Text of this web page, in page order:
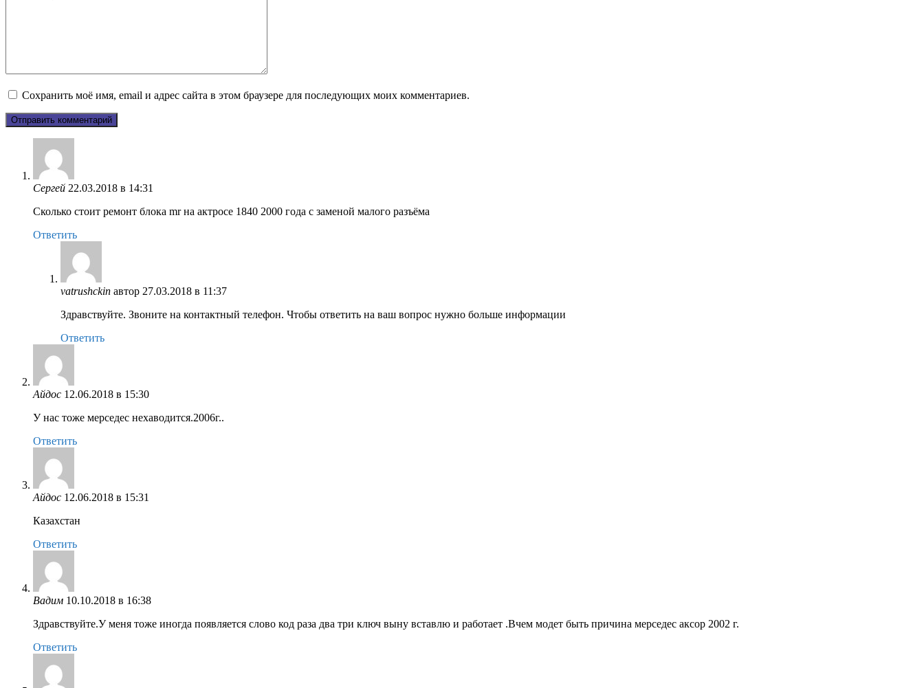
Сохранить моё имя, email и адрес сайта в этом браузере для последующих моих комментариев.
Сергей 22.03.2018 в 14:31
Сколько стоит ремонт блока mr на актросе 1840 2000 года с заменой малого разъёма
Ответить
vatrushckin автор 27.03.2018 в 11:37
Здравствуйте. Звоните на контактный телефон. Чтобы ответить на ваш вопрос нужно больше информации
Ответить
Айдос 12.06.2018 в 15:30
У нас тоже мерседес нехаводится.2006г..
Ответить
Айдос 12.06.2018 в 15:31
Казахстан
Ответить
Вадим 10.10.2018 в 16:38
Здравствуйте.У меня тоже иногда появляется слово код раза два три ключ выну вставлю и работает .Вчем модет быть причина мерседес аксор 2002 г.
Ответить